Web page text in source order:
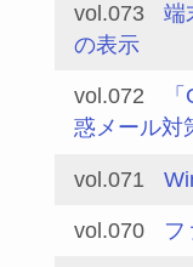
vol.073
端
の表示
vol.072
惑メール対
vol.071
vol.070 フ